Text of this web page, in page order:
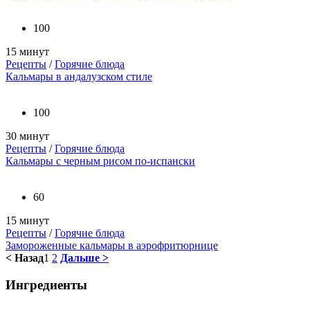
100
15 минут
Рецепты /Горячие блюда
Кальмары в андалузском стиле
100
30 минут
Рецепты /Горячие блюда
Кальмары с черным рисом по-испански
60
15 минут
Рецепты /Горячие блюда
Замороженные кальмары в аэрофритюрнице
< Назад1 2 Дальше >
Ингредиенты